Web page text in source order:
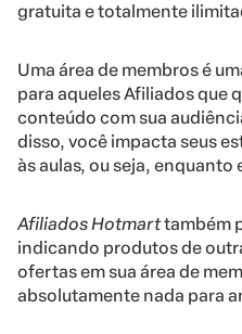
gratuita e totalmente
Uma área de membros é
para aqueles Afiliados que
conteúdo com sua
disso, você impacta seus
às aulas, ou seja, enquanto
Afiliados Hotmarttambém
indicando produtos de
ofertas em sua área de
absolutamente nada para